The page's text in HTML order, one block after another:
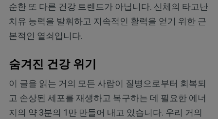
순한 또 다른 건강 트렌드가 아닙니다. 신체의 타고난
치유 능력을 발휘하고 지속적인 활력을 얻기 위한 근
본적인 열쇠입니다.
숨겨진 건강 위기
이 글을 읽는 거의 모든 사람이 질병으로부터 회복되
고 손상된 세포를 재생하고 복구하는 데 필요한 에너
지의 약 3분의 1만 만들어 내고 있습니다. 우리 거의